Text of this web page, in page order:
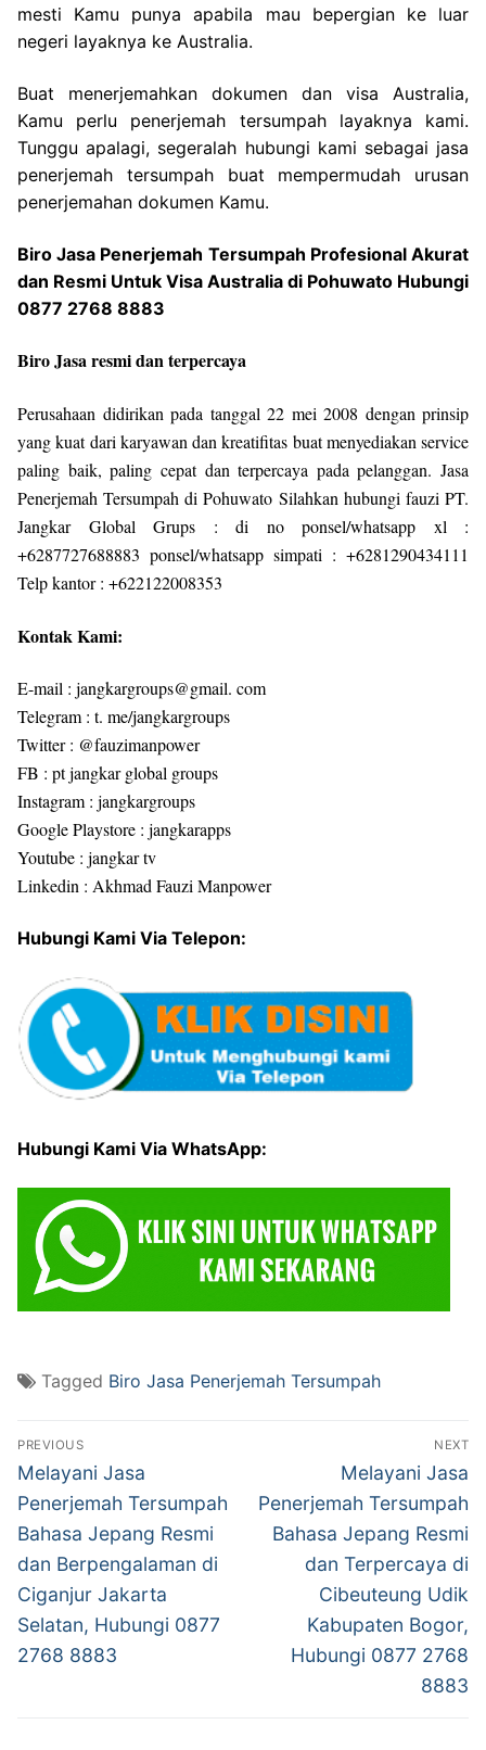
mesti Kamu punya apabila mau bepergian ke luar
negeri layaknya ke Australia.
Buat menerjemahkan dokumen dan visa Australia,
Kamu perlu penerjemah tersumpah layaknya kami.
Tunggu apalagi, segeralah hubungi kami sebagai jasa
penerjemah tersumpah buat mempermudah urusan
penerjemahan dokumen Kamu.
Biro Jasa Penerjemah Tersumpah Profesional Akurat
dan Resmi Untuk Visa Australia di Pohuwato Hubungi
0877 2768 8883
Biro Jasa resmi dan terpercaya
Perusahaan didirikan pada tanggal 22 mei 2008 dengan prinsip
yang kuat dari karyawan dan kreatifitas buat menyediakan service
paling baik, paling cepat dan terpercaya pada pelanggan. Jasa
Penerjemah Tersumpah di Pohuwato Silahkan hubungi fauzi PT.
Jangkar Global Grups : di no ponsel/whatsapp xl :
+6287727688883 ponsel/whatsapp simpati : +6281290434111
Telp kantor : +622122008353
Kontak Kami:
E-mail : jangkargroups@gmail. com
Telegram : t. me/jangkargroups
Twitter : @fauzimanpower
FB : pt jangkar global groups
Instagram : jangkargroups
Google Playstore : jangkarapps
Youtube : jangkar tv
Linkedin : Akhmad Fauzi Manpower
Hubungi Kami Via Telepon:
Hubungi Kami Via WhatsApp:
Tagged Biro Jasa Penerjemah Tersumpah
Post
navigation
PREVIOUS
Previous
post:
Melayani Jasa
Penerjemah Tersumpah
Bahasa Jepang Resmi
dan Berpengalaman di
Ciganjur Jakarta
Selatan, Hubungi 0877
2768 8883
NEXT
Next
post:
Melayani Jasa
Penerjemah Tersumpah
Bahasa Jepang Resmi
dan Terpercaya di
Cibeuteung Udik
Kabupaten Bogor,
Hubungi 0877 2768
8883